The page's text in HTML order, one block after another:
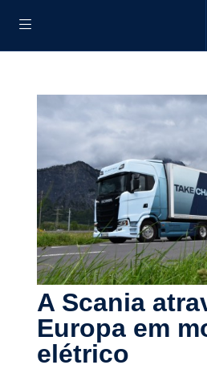
A Scania atravessa a
Europa em
elétrico